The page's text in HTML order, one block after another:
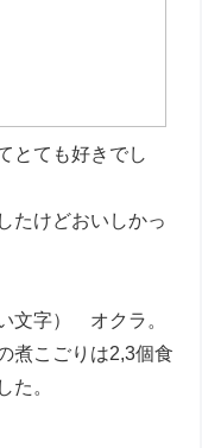
とても好きでし
たけどおいしかっ
文字） オクラ。
こごりは2,3個食
た。